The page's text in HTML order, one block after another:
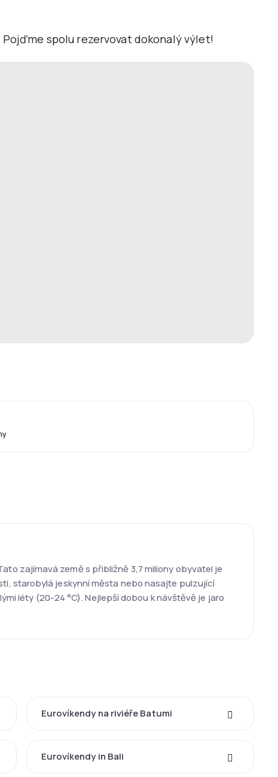
spolu rezervovat dokonalý výlet!
zajímavá země s přibližně 3,7 miliony obyvatel je
starobylá jeskynní města nebo nasajte pulzující
léty (20-24 °C). Nejlepší dobou k návštěvě je jaro
Eurovíkendy na riviéře Batumi
Eurovíkendy in Bali